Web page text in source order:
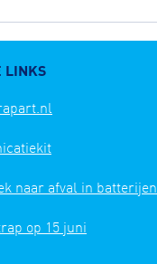
LINKS
naar afval in batterijen
op 15 juni